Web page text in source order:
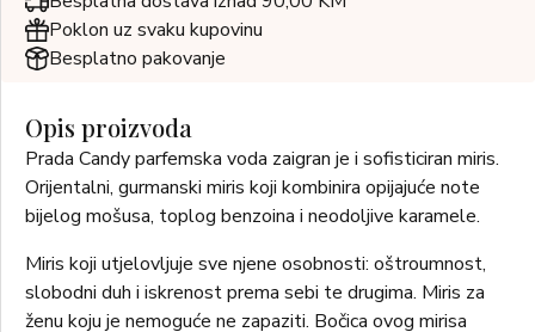
Poklon uz svaku kupovinu
Besplatno pakovanje
Opis proizvoda
Prada Candy parfemska voda zaigran je i sofisticiran miris.
Orijentalni, gurmanski miris koji kombinira opijajuće note
bijelog mošusa, toplog benzoina i neodoljive karamele.
Miris koji utjelovljuje sve njene osobnosti: oštroumnost,
slobodni duh i iskrenost prema sebi te drugima. Miris za
ženu koju je nemoguće ne zapaziti. Bočica ovog mirisa